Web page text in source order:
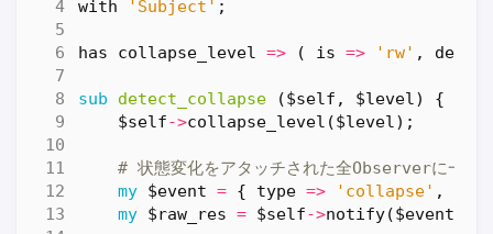
with
'Subject' ;
has collapse_level => ( is => 'rw' ,
sub detect_collapse
($self, $level) {
$self->collapse_level ($level);
# 状態変化をアタッチされた全Observerに一斉
my $event = { type => 'collapse' ,
my $raw_res = $self->notify($event